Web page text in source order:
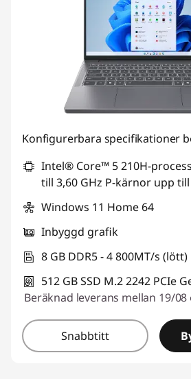
Konfigurerbara specifikationer
Intel® Core™ 5 210H-
till 3,60 GHz P-kärnor upp till
Windows 11 Home 64
Inbyggd grafik
8 GB DDR5 - 4 800MT/s (lött)
512 GB SSD M.2 2242 PCIe
Beräknad leverans mellan 19/08
Snabbtitt